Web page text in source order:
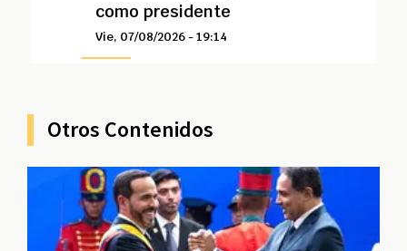
como presidente
Vie, 07/08/2026 - 19:14
Otros Contenidos